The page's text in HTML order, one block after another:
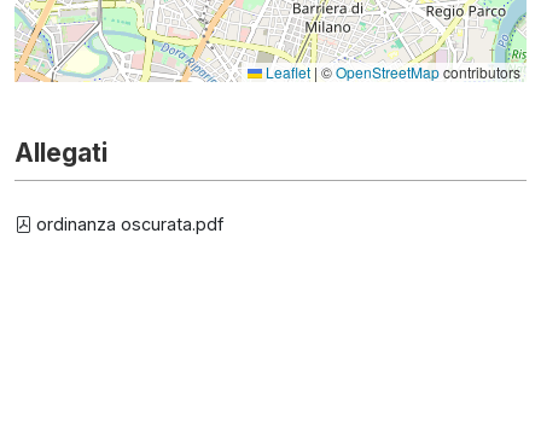
Leaflet | ©OpenStreetMapcontributors
Allegati
ordinanza oscurata.pdf